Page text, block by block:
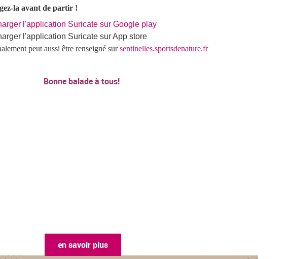
la avant de partir !
peut aussi être renseigné sursentinelles.sportsdenature.fr
Bonne balade à tous!